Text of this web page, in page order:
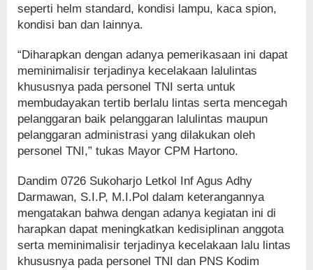
seperti helm standard, kondisi lampu, kaca spion,
kondisi ban dan lainnya.
“Diharapkan dengan adanya pemerikasaan ini dapat
meminimalisir terjadinya kecelakaan lalulintas
khususnya pada personel TNI serta untuk
membudayakan tertib berlalu lintas serta mencegah
pelanggaran baik pelanggaran lalulintas maupun
pelanggaran administrasi yang dilakukan oleh
personel TNI,” tukas Mayor CPM Hartono.
Dandim 0726 Sukoharjo Letkol Inf Agus Adhy
Darmawan, S.I.P, M.I.Pol dalam keterangannya
mengatakan bahwa dengan adanya kegiatan ini di
harapkan dapat meningkatkan kedisiplinan anggota
serta meminimalisir terjadinya kecelakaan lalu lintas
khususnya pada personel TNI dan PNS Kodim